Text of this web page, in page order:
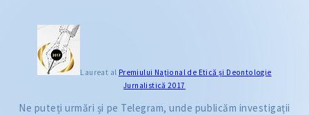
Laureat al Premiului Naţional de Etică și Deontologie
Jurnalistică 2017
Ne puteți urmări și pe Telegram, unde publicăm investigații